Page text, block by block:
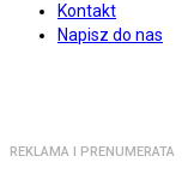
Kontakt
Napisz do nas
REKLAMA I PRENUMERATA